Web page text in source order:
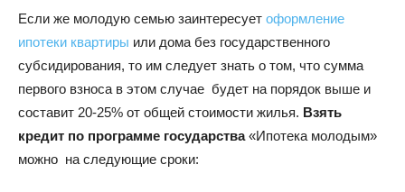
Если же молодую семью заинтересует оформление
ипотеки квартиры или дома без государственного
субсидирования, то им следует знать о том, что сумма
первого взноса в этом случае будет на порядок выше и
составит 20-25% от общей стоимости жилья. Взять
кредит по программе государства«Ипотека молодым»
можно на следующие сроки: